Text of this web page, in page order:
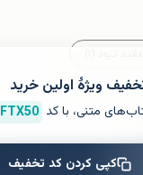
متنی، با کد FTX50
کپی کردن کد تخفیف